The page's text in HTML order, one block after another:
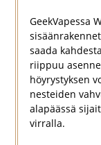
GeekVapessa
saada
riippuu
höyrystyksen
nesteiden
alapäässä
virralla.